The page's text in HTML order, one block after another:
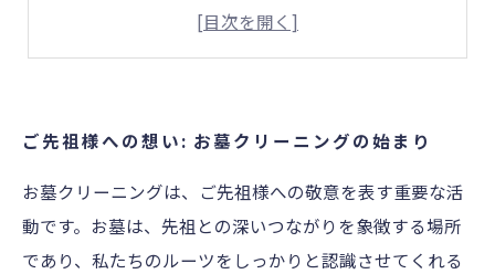
墓掃除を通して感じる、先祖への感謝の気持ち
お墓クリーニングがもたらす心の癒し
ご先祖様への敬意を込めたお墓の未来の育み
ご先祖様への想い: お墓クリーニングの始まり
お墓クリーニングは、ご先祖様への敬意を表す重要な活
動です。お墓は、先祖との深いつながりを象徴する場所
であり、私たちのルーツをしっかりと認識させてくれる